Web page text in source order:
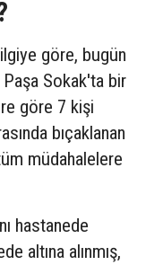
göre, bugün
Sokak'ta bir
göre 7 kişi
bıçaklanan
müdahalelere
hastanede
altına alınmış,